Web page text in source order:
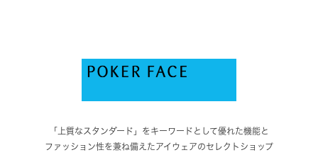
「上質なスタンダード」をキーワードとして優れた機能と
ファッション性を兼ね備えたアイウェアのセレクトショップ